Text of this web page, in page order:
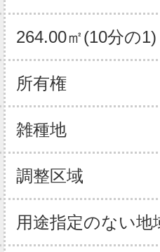
264.00㎡(10分の1)
所有権
雑種地
調整区域
用途指定のない地